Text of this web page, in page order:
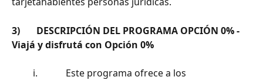
3)       DESCRIPCIÓN DEL PROGRAMA OPCIÓN 0% -
Viajá y disfrutá con Opción 0%